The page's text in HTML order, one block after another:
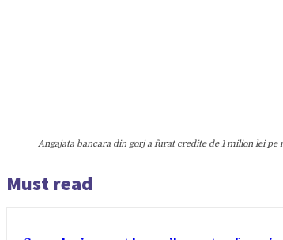
Angajata bancara din gorj a furat credite de 1 milion lei pe
Must read